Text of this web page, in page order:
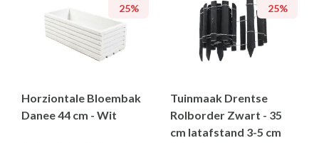
25%
Horziontale Bloembak
Danee 44 cm - Wit
25%
Tuinmaak Drentse
Rolborder Zwart - 35
cm latafstand 3-5 cm